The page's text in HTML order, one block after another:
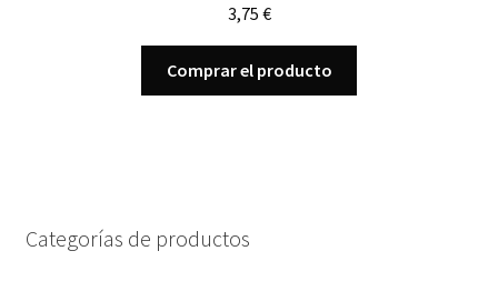
3,75 €
Comprar el producto
Categorías de productos